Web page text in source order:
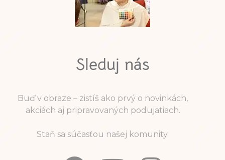
Sleduj nás
Buď v obraze – zistíš ako prvý o novinkách,
akciách aj pripravovaných podujatiach.
Staň sa súčasťou našej komunity.